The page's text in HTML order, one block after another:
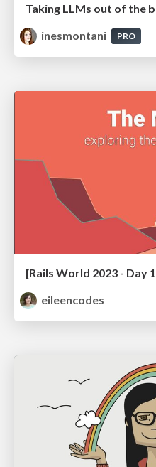
inesmontani
PRO
eileencodes